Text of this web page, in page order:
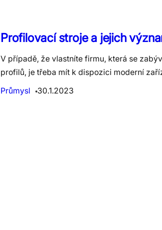
Profilovací stroje a jejich
V případě, že vlastníte firmu, která se
profilů, je třeba mít k dispozici moderní
Průmysl
30.1.2023